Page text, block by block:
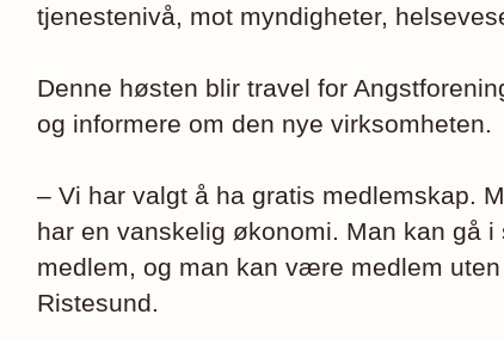
tjenestenivå, mot myndigheter,
Denne høsten blir travel for
og informere om den nye virksomheten.
– Vi har valgt å ha gratis medlemskap.
har en vanskelig økonomi. Man kan gå
medlem, og man kan være medlem
Ristesund.